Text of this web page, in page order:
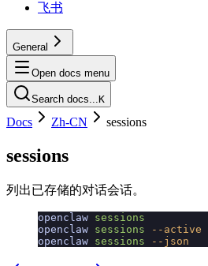
飞书
General
Open docs menu
Search docs...K
Docs Zh-CN sessions
sessions
列出已存储的对话会话。
openclaw sessions
openclaw sessions --active
openclaw sessions --json